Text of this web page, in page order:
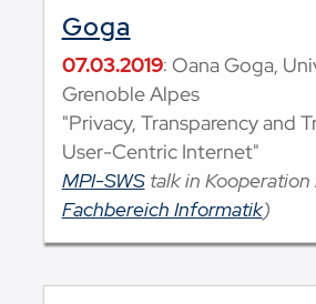
Goga
07.03.2019: Oana Goga,
Grenoble Alpes
"Privacy, Transparency and
User-Centric Internet"
MPI-SWStalk in Kooperation
Fachbereich Informatik)